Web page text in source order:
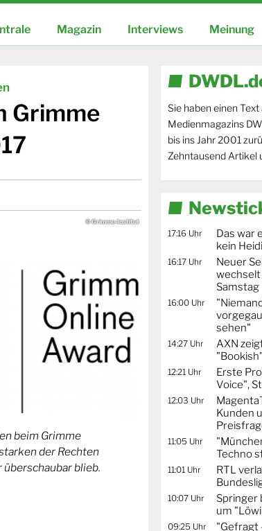
Magazin Interviews Meinung
Grimme
© Grimme-Institut
beim Grimme
der Rechten
überschaubar blieb.
Sie haben einen
Medienmagazins
bis ins Jahr 2001
Zehntausend Artikel
17:16 Uhr
Das war
kein
16:17 Uhr
Neuer
wechselt
Samstag
16:00 Uhr
sehen"
14:27 Uhr
AXN
12:21 Uhr
Erste
Voice",
12:03 Uhr
Kunden
11:05 Uhr
Techno
11:01 Uhr
RTL
10:07 Uhr
Springer
um
09:25 Uhr
"Gefragt